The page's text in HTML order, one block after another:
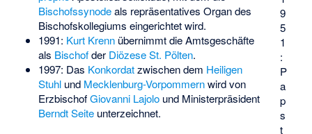
9
5
1
:
P
a
p
s
t
Bischofssynodeals repräsentatives Organ des
Bischofskollegiums eingerichtet wird.
1991: Kurt Krennübernimmt die Amtsgeschäfte
als Bischofder Diözese St. Pölten.
1997: Das Konkordatzwischen dem Heiligen
Stuhlund Mecklenburg-Vorpommernwird von
ErzbischofGiovanni Lajolound Ministerpräsident
Berndt Seiteunterzeichnet.